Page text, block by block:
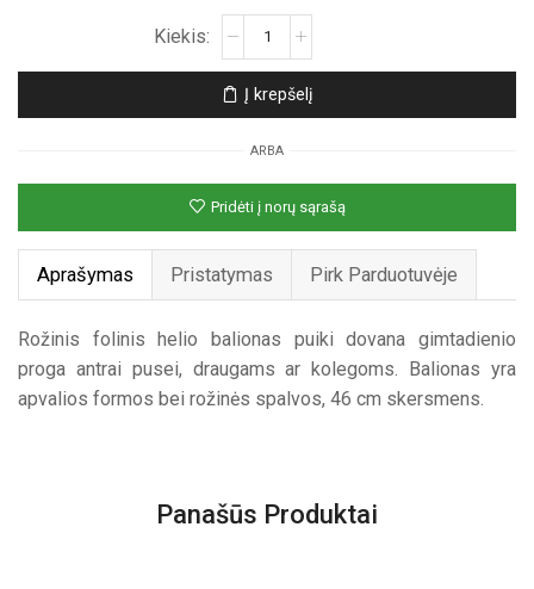
Rožinis
apvalus
helio
balionas
Į krepšelį
ARBA
Pridėti į norų sąrašą
Aprašymas Pristatymas Pirk Parduotuvėje
Rožinis folinis helio balionas puiki dovana gimtadienio
proga antrai pusei, draugams ar kolegoms. Balionas yra
apvalios formos bei rožinės spalvos, 46 cm skersmens.
Panašūs Produktai